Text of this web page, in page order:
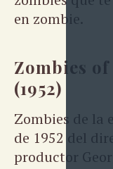
en zombie.
Zombies
(1952)
Zombies de la
de 1952 del
productor